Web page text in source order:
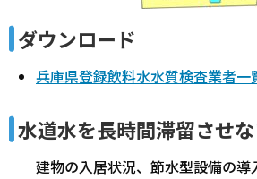
ダウンロード
兵庫県登録飲料水水質検査業者一
水道水を長時間滞留させな
建物の入居状況、節水型設備の導